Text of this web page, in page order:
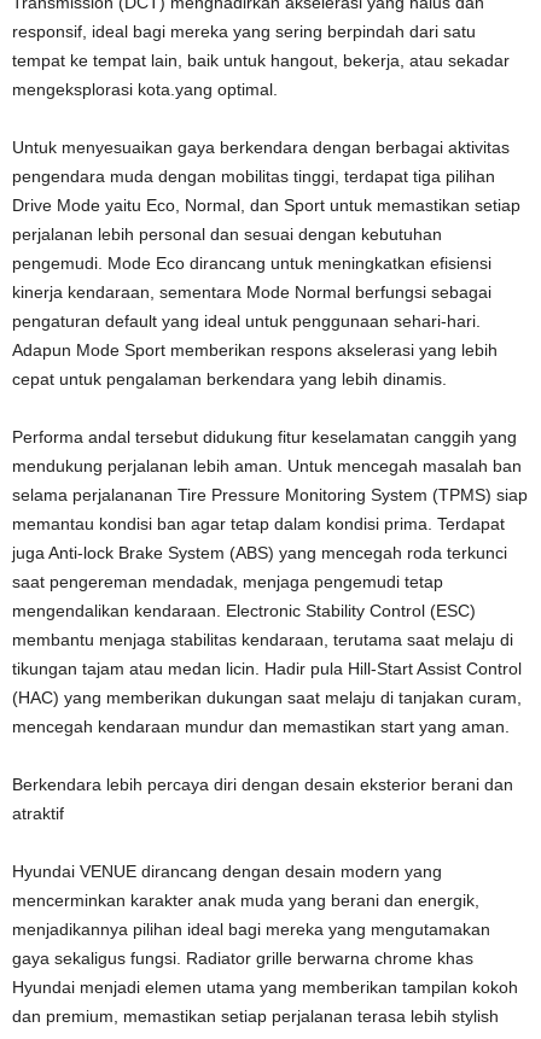
responsif, ideal bagi mereka yang sering berpindah dari satu
tempat ke tempat lain, baik untuk hangout, bekerja, atau sekadar
mengeksplorasi kota.yang optimal.
Untuk menyesuaikan gaya berkendara dengan berbagai aktivitas
pengendara muda dengan mobilitas tinggi, terdapat tiga pilihan
Drive Mode yaitu Eco, Normal, dan Sport untuk memastikan setiap
perjalanan lebih personal dan sesuai dengan kebutuhan
pengemudi. Mode Eco dirancang untuk meningkatkan efisiensi
kinerja kendaraan, sementara Mode Normal berfungsi sebagai
pengaturan default yang ideal untuk penggunaan sehari-hari.
Adapun Mode Sport memberikan respons akselerasi yang lebih
cepat untuk pengalaman berkendara yang lebih dinamis.
Performa andal tersebut didukung fitur keselamatan canggih yang
mendukung perjalanan lebih aman. Untuk mencegah masalah ban
selama perjalananan Tire Pressure Monitoring System (TPMS) siap
memantau kondisi ban agar tetap dalam kondisi prima. Terdapat
juga Anti-lock Brake System (ABS) yang mencegah roda terkunci
saat pengereman mendadak, menjaga pengemudi tetap
mengendalikan kendaraan. Electronic Stability Control (ESC)
membantu menjaga stabilitas kendaraan, terutama saat melaju di
tikungan tajam atau medan licin. Hadir pula Hill-Start Assist Control
(HAC) yang memberikan dukungan saat melaju di tanjakan curam,
mencegah kendaraan mundur dan memastikan start yang aman.
Berkendara lebih percaya diri dengan desain eksterior berani dan
atraktif
Hyundai VENUE dirancang dengan desain modern yang
mencerminkan karakter anak muda yang berani dan energik,
menjadikannya pilihan ideal bagi mereka yang mengutamakan
gaya sekaligus fungsi. Radiator grille berwarna chrome khas
Hyundai menjadi elemen utama yang memberikan tampilan kokoh
dan premium, memastikan setiap perjalanan terasa lebih stylish